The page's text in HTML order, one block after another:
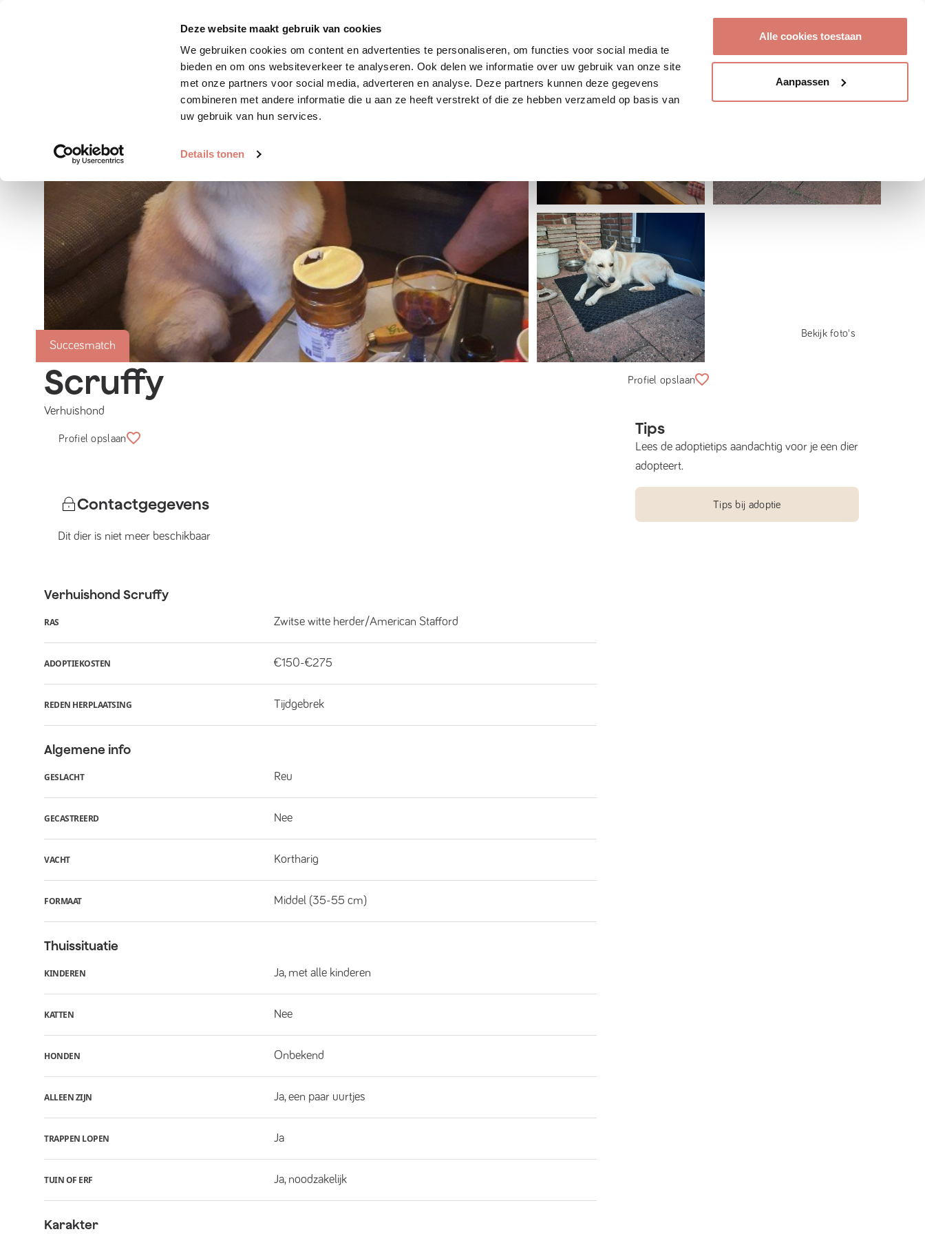
Deze website maakt gebruik van cookies
We gebruiken cookies om content en advertenties te personaliseren, om functies voor social media te
bieden en om ons websiteverkeer te analyseren. Ook delen we informatie over uw gebruik van onze site
met onze partners voor social media, adverteren en analyse. Deze partners kunnen deze gegevens
combineren met andere informatie die u aan ze heeft verstrekt of die ze hebben verzameld op basis van
uw gebruik van hun services.
Details tonen
Alle cookies toestaan
Aanpassen
Zoek huisdier Plaats huisdier Hoe werkt het?
Succesmatch
Bekijk foto's
Scruffy
Verhuishond
Profiel opslaan
Contactgegevens
Dit dier is niet meer beschikbaar
Verhuishond Scruffy
RAS Zwitse witte herder/American Stafford
ADOPTIEKOSTEN €150-€275
REDEN HERPLAATSING Tijdgebrek
Algemene info
GESLACHT Reu
GECASTREERD Nee
VACHT Kortharig
FORMAAT Middel (35-55 cm)
Thuissituatie
KINDEREN Ja, met alle kinderen
KATTEN Nee
HONDEN Onbekend
ALLEEN ZIJN Ja, een paar uurtjes
TRAPPEN LOPEN Ja
TUIN OF ERF Ja, noodzakelijk
Karakter
Profiel opslaan
Tips
Lees de adoptietips aandachtig voor je een dier
adopteert.
Tips bij adoptie